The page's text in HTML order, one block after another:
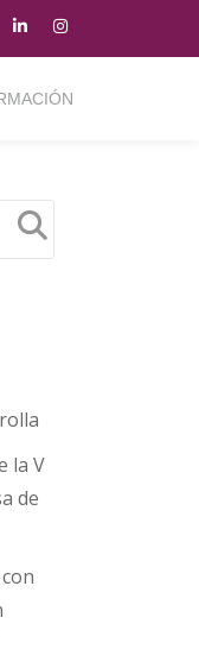
fa-
linkedin
fa-
instagram
la V
de